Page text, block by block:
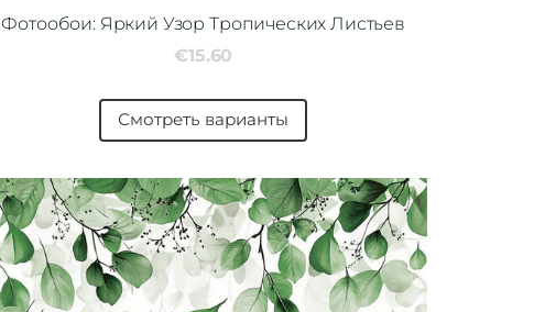
Фотообои: Яркий Узор Тропических Листьев
€15.60
Смотреть варианты